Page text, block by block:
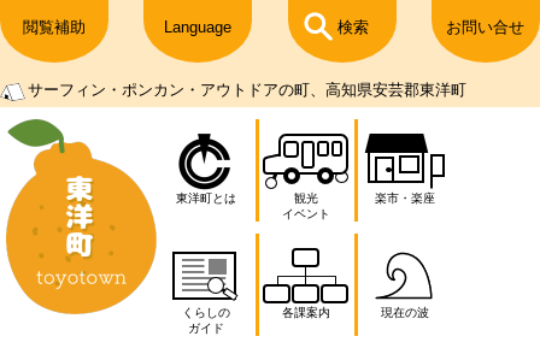
閲覧補助 Language 検索 お問い合せ
サーフィン・ポンカン・アウトドアの町、高知県安芸郡東洋町
東洋町とは
観光
イベント
楽市・楽座
くらしの
ガイド
各課案内 現在の波